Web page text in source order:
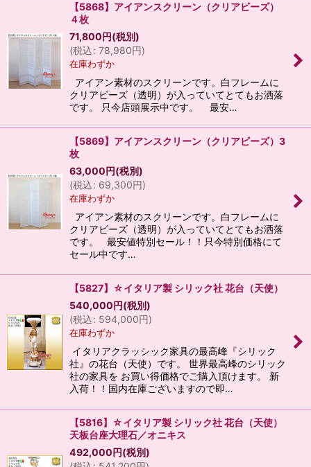
【5868】アイアンスクリーン（クリアビーズ）
４枚
71,800円(税別)
(税込: 78,980円)
在庫わずか
アイアン素材のスクリーンです。白フレームに
クリアビーズ（透明）が入っていてとてもお洒落
です。 只今店頭展示中です。 最安…
【5869】アイアンスクリーン（クリアビーズ）3
枚
63,000円(税別)
(税込: 69,300円)
在庫わずか
アイアン素材のスクリーンです。白フレームに
クリアビーズ（透明）が入っていてとてもお洒落
です。 最安値特別セール！！只今特別価格にて
セール中です…
【5827】☆イタリア製 シリック社 花台（天使）
540,000円(税別)
(税込: 594,000円)
在庫わずか
イタリアクラッシック家具の最高峰『シリック
社』の花台（天使）です。 世界最高峰のシリック
社の家具を お買い得価格でご購入頂けます。 新
入荷！！国内在庫ございますので即…
【5816】☆イタリア製 シリック社 花台（天使）
天板台座大理石／オニキス
492,000円(税別)